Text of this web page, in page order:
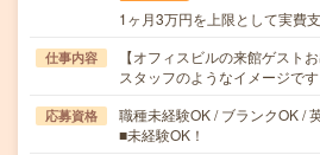
1ヶ月3万円を上限として実費
仕事内容
【オフィスビルの来館ゲスト
スタッフのようなイメージで
応募資格
職種未経験OK / ブランクOK /
■未経験OK！